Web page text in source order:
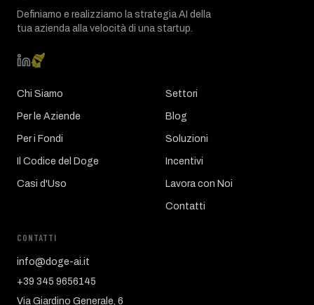
Definiamo e realizziamo la strategia AI della
tua azienda alla velocità di una startup.
Chi Siamo
Per le Aziende
Per i Fondi
Il Codice del Doge
Casi d'Uso
Settori
Blog
Soluzioni
Incentivi
Lavora con Noi
Contatti
CONTATTI
info@doge-ai.it
+39 345 9656145
Via Giardino Generale, 6